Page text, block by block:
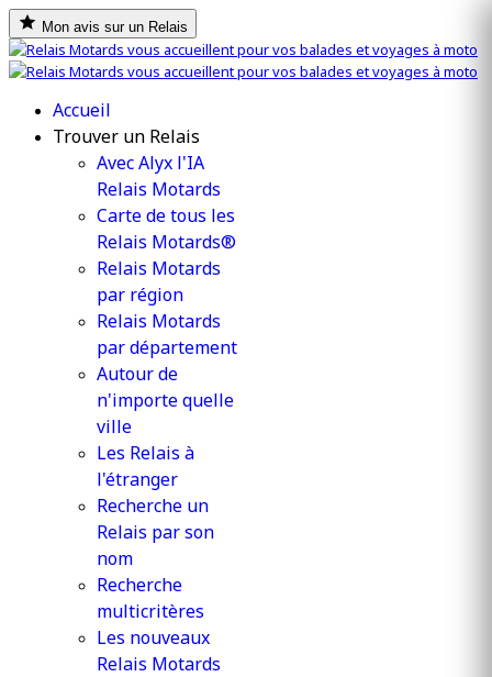
Mon avis sur un Relais
Accueil
Trouver un Relais
Avec Alyx l'IA
Relais Motards
Carte de tous les
Relais Motards®
Relais Motards
par région
Relais Motards
par département
Autour de
n'importe quelle
ville
Les Relais à
l'étranger
Recherche un
Relais par son
nom
Recherche
multicritères
Les nouveaux
Relais Motards